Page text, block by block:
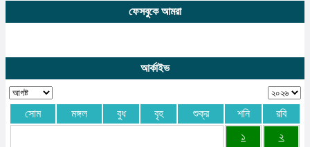
ফেসবুকে আমরা
আর্কাইভ
সোম মঙ্গল বুধ বৃহ শুক্র শনি
রবি
১
২